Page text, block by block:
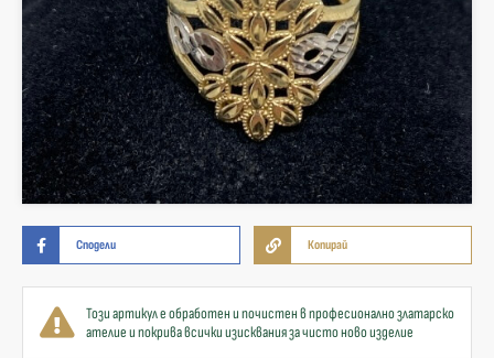
Сподели Копирай
Този артикул е обработен и почистен в професионално златарско
ателие и покрива всички изисквания за чисто ново изделие